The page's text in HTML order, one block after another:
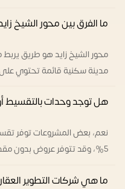
ما الفرق بين محور الشيخ
محور الشيخ زايد هو طريق
مدينة سكنية قائمة تحتوي
هل توجد وحدات بالتقسيط
5%، وقد تتوفر عروض بدون مقدم أحيانًا.
ما هي شركات التطوير